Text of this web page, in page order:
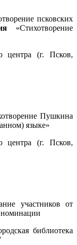
псковских
«Стихотворение
центра (г. Псков,
Пушкина
языке»
центра (г. Псков,
участников от
номинации
библиотека